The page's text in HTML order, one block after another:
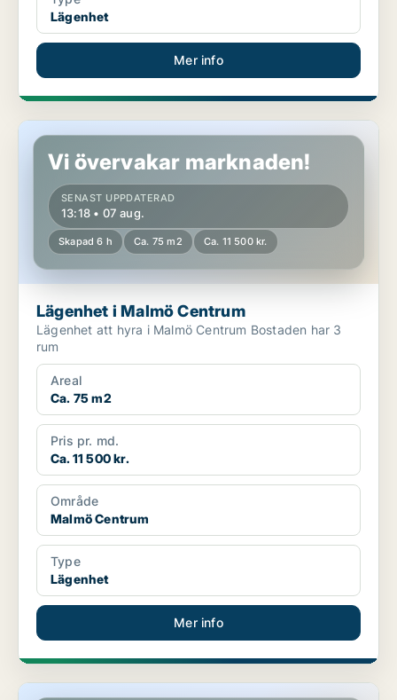
Lägenhet
Mer info
Lägenhet i Malmö Centrum
Vi övervakar marknaden!
SENAST UPPDATERAD
13:18 • 07 aug.
Skapad 6 h Ca. 75 m2 Ca. 11 500 kr.
Lägenhet i Malmö Centrum
Lägenhet att hyra i Malmö Centrum Bostaden har 3
rum
Areal
Ca. 75 m2
Pris pr. md.
Ca. 11 500 kr.
Område
Malmö Centrum
Type
Lägenhet
Mer info
Lägenhet i Lundby